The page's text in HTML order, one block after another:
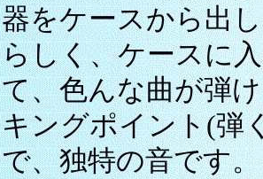
器をケースから出
らしく、ケースに
て、色んな曲が弾
キングポイント(弾
で、独特の音です。